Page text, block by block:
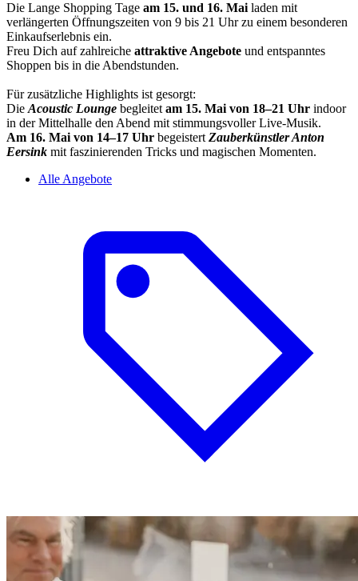
Die Lange Shopping Tage am 15. und 16. Mailaden mit
verlängerten Öffnungszeiten von 9 bis 21 Uhr zu einem besonderen
Einkaufserlebnis ein.
Freu Dich auf zahlreiche attraktive Angebote und entspanntes
Shoppen bis in die Abendstunden.
Für zusätzliche Highlights ist gesorgt:
DieAcoustic Lounge begleitetam 15. Mai von 18–21 Uhr indoor
in der Mittelhalle den Abend mit stimmungsvoller Live‑Musik.
Am 16. Mai von 14–17 Uhr begeistertZauberkünstler Anton
Eersink mit faszinierenden Tricks und magischen Momenten.
Alle Angebote